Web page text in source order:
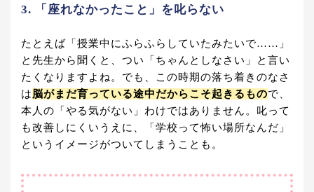
3. 「座れなかったこと」を叱らない
たとえば「授業中にふらふらしていたみたいで……」
と先生から聞くと、つい「ちゃんとしなさい」と言い
たくなりますよね。でも、この時期の落ち着きのなさ
は脳がまだ育っている途中だからこそ起きるもので、
本人の「やる気がない」わけではありません。叱って
も改善しにくいうえに、「学校って怖い場所なんだ」
というイメージがついてしまうことも。